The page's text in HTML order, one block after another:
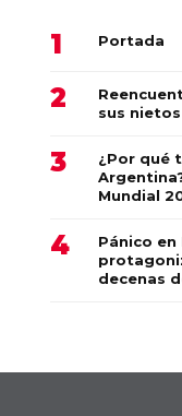
Portada
sus nietos
¿Por qué
Mundial
Pánico en
decenas